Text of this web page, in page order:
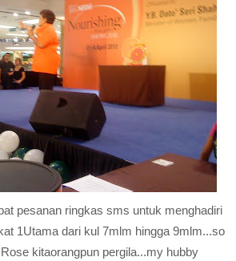
pesanan ringkas sms untuk menghadiri
1Utama dari kul 7mlm hingga 9mlm...so
kitaorangpun pergila...my hubby